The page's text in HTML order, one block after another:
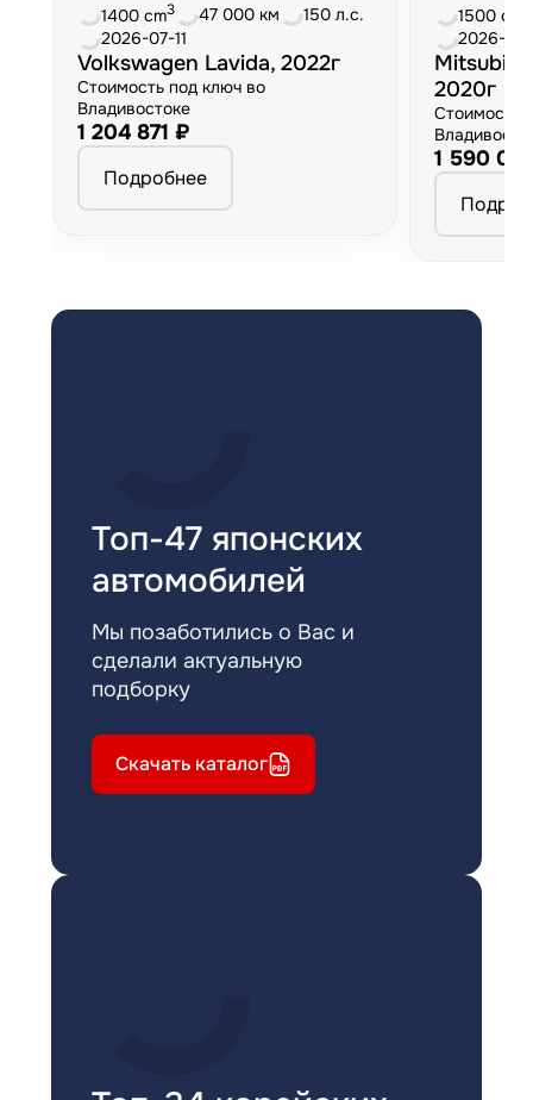
1400 cm3 47 000 км
150 л.с.
2026-07-11
Volkswagen Lavida, 2022г
Стоимость под ключ во
Владивостоке
1 204 871 ₽
Подробнее
1500 cm
2026-
2020г
Стоимость
1 590
Топ-47 японских
автомобилей
Мы позаботились о Вас и
сделали актуальную
подборку
Скачать каталог